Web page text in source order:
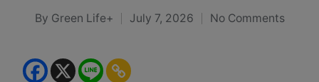
Posted
By Green Life+ July 7, 2026 No Comments